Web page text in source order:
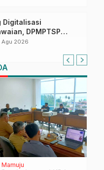
Digitalisasi
DPMPTSP
Terapkan Aplikasi
Agu 2026
Mamuju